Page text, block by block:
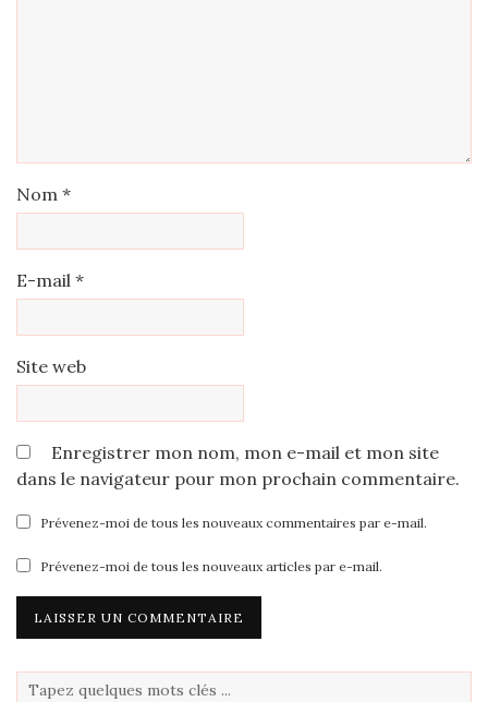
Nom *
E-mail *
Site web
Enregistrer mon nom, mon e-mail et mon site
dans le navigateur pour mon prochain commentaire.
Prévenez-moi de tous les nouveaux commentaires par e-mail.
Prévenez-moi de tous les nouveaux articles par e-mail.